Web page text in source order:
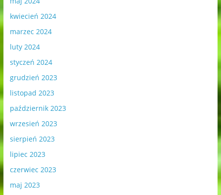
kwiecień 2024
marzec 2024
luty 2024
styczeń 2024
grudzień 2023
listopad 2023
październik 2023
wrzesień 2023
sierpień 2023
lipiec 2023
czerwiec 2023
maj 2023